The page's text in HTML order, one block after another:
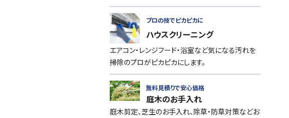
エアコン・レンジフード・浴室など気になる汚れを
掃除のプロがピカピカにします。
プロの技でピカピカに
ハウスクリーニング
庭木剪定、芝生のお手入れ、除草・防草対策などお
無料見積りで安心価格
庭木のお手入れ